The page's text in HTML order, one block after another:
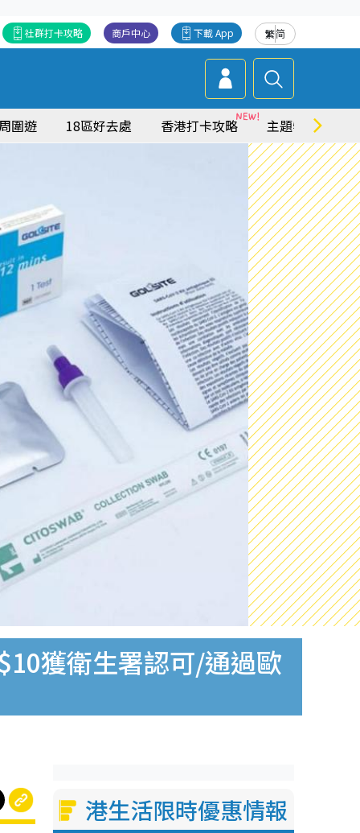
繁简
下載 App
商戶中心
社群打卡攻略
圍遊 18區好去處 香港打卡攻略 主題特集
獲衛生署認可/通過歐
港生活限時優惠情報